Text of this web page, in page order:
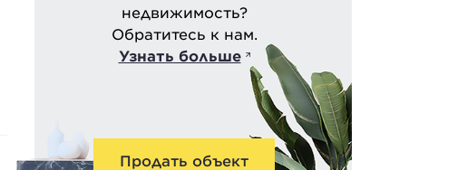
недвижимость?
Обратитесь к нам.
Узнать больше
Продать объект